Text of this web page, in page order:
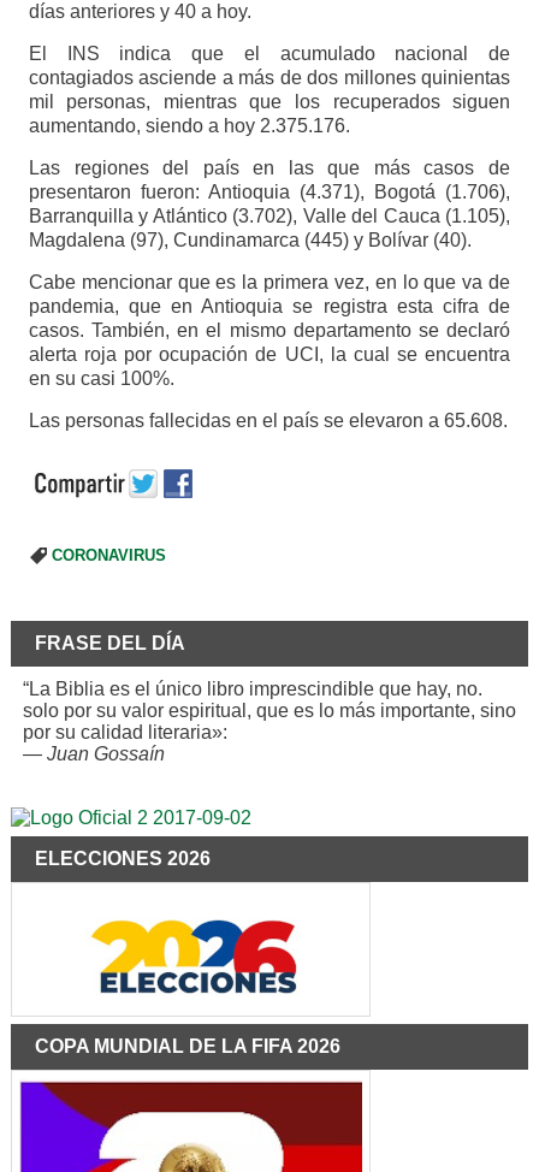
días anteriores y 40 a hoy.
El INS indica que el acumulado nacional de
contagiados asciende a más de dos millones quinientas
mil personas, mientras que los recuperados siguen
aumentando, siendo a hoy 2.375.176.
Las regiones del país en las que más casos de
presentaron fueron: Antioquia (4.371), Bogotá (1.706),
Barranquilla y Atlántico (3.702), Valle del Cauca (1.105),
Magdalena (97), Cundinamarca (445) y Bolívar (40).
Cabe mencionar que es la primera vez, en lo que va de
pandemia, que en Antioquia se registra esta cifra de
casos. También, en el mismo departamento se declaró
alerta roja por ocupación de UCI, la cual se encuentra
en su casi 100%.
Las personas fallecidas en el país se elevaron a 65.608.
CORONAVIRUS
FRASE DEL DÍA
“La Biblia es el único libro imprescindible que hay, no.
solo por su valor espiritual, que es lo más importante, sino
por su calidad literaria»:
— Juan Gossaín
ELECCIONES 2026
COPA MUNDIAL DE LA FIFA 2026